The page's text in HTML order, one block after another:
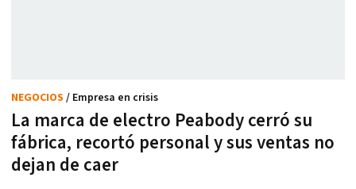
La marca de electro Peabody cerró su
fábrica, recortó personal y sus ventas no
dejan de caer
NEGOCIOS / Empresa en crisis